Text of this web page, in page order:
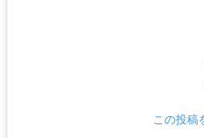
この投稿